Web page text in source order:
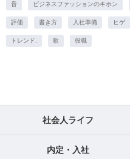
音 ビジネスファッションのキホン
評価 書き方 入社準備 ヒゲ
トレンド. 歌 役職
社会人ライフ
内定・入社